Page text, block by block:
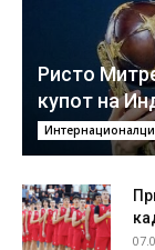
Ристо
купот на
Интернационалци